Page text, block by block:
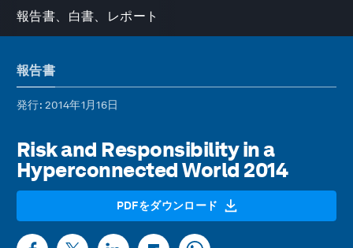
報告書、白書、レポート
報告書
発行: 2014年1月16日
Risk and Responsibility in a
Hyperconnected World 2014
PDFをダウンロード